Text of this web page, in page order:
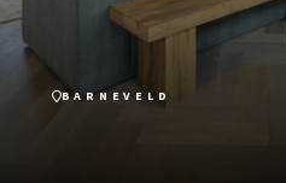
BARNEVELD